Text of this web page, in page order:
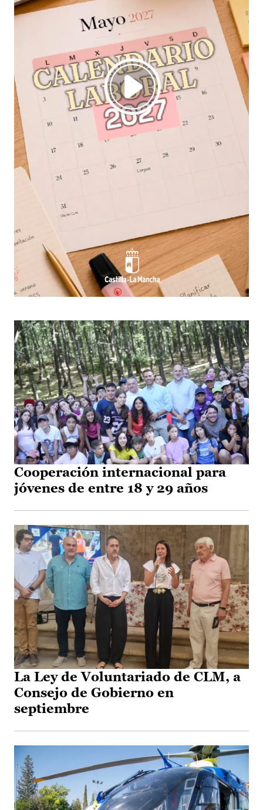
Cooperación internacional para
jóvenes de entre 18 y 29 años
La Ley de Voluntariado de CLM, a
Consejo de Gobierno en
septiembre